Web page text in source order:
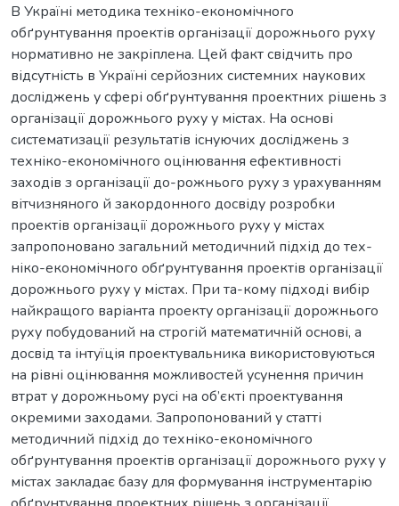
В Україні методика техніко-економічного
обґрунтування проектів організації дорожнього руху
нормативно не закріплена. Цей факт свідчить про
відсутність в Україні серйозних системних наукових
досліджень у сфері обґрунтування проектних рішень з
організації дорожнього руху у містах. На основі
систематизації результатів існуючих досліджень з
техніко-економічного оцінювання ефективності
заходів з організації до-рожнього руху з урахуванням
вітчизняного й закордонного досвіду розробки
проектів організації дорожнього руху у містах
запропоновано загальний методичний підхід до тех-
ніко-економічного обґрунтування проектів організації
дорожнього руху у містах. При та-кому підході вибір
найкращого варіанта проекту організації дорожнього
руху побудований на строгій математичній основі, а
досвід та інтуїція проектувальника використовуються
на рівні оцінювання можливостей усунення причин
втрат у дорожньому русі на об’єкті проектування
окремими заходами. Запропонований у статті
методичний підхід до техніко-економічного
обґрунтування проектів організації дорожнього руху у
містах закладає базу для формування інструментарію